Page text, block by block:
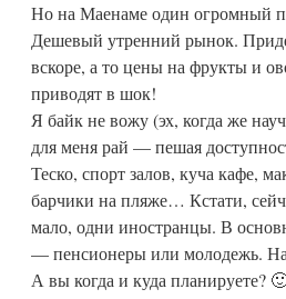
Но на Маенаме один огромный
Дешевый утренний рынок.
вскоре, а то цены на фрукты и
приводят в шок!
Я байк не вожу (эх, когда же
для меня рай — пешая
Теско, спорт залов, куча кафе,
барчики на пляже… Кстати,
мало, одни иностранцы. В
— пенсионеры или молодежь.
А вы когда и куда планируете?